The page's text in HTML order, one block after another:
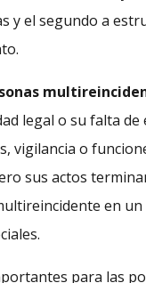
y el segundo a
legal o su falta
vigilancia o
sus actos
en
para las